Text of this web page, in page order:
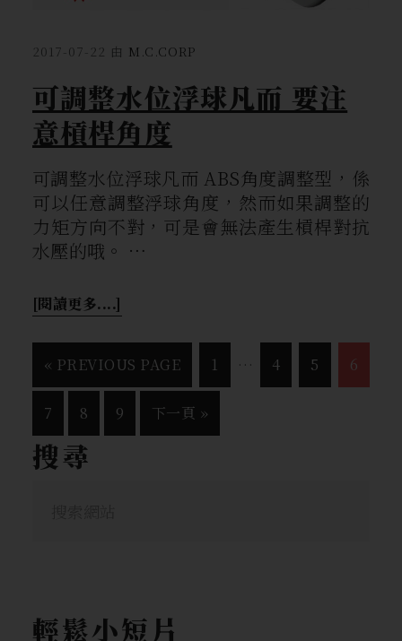
2017-07-22 由 M.C.CORP
可調整水位浮球凡而 要注
意槓桿角度
可調整水位浮球凡而 ABS角度調整型，係
可以任意調整浮球角度，然而如果調整的
力矩方向不對，可是會無法產生槓桿對抗
水壓的哦。 …
[閱讀更多....]
« PREVIOUS PAGE 1 … 4 5 6
7 8 9 下一頁 »
搜尋
輕鬆小短片